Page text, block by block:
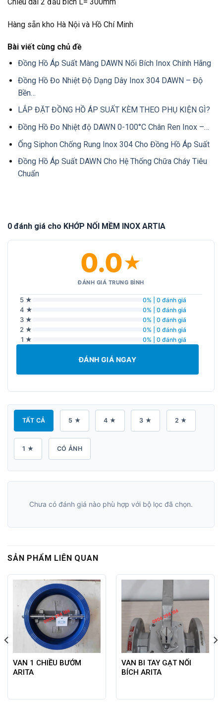
Hàng sẵn kho Hà Nội và Hồ Chí Minh
Bài viết cùng chủ đề
Đồng Hồ Áp Suất Màng DAWN Nối Bích Inox Chính Hãng
Đồng Hồ Đo Nhiệt Độ Dạng Dây Inox 304 DAWN – Độ
Bền…
LẮP ĐẶT ĐỒNG HỒ ÁP SUẤT KÈM THEO PHỤ KIỆN GÌ?
Đồng Hồ Đo Nhiệt độ DAWN 0-100°C Chân Ren Inox –…
Ống Siphon Chống Rung Inox 304 Cho Đồng Hồ Áp Suất
Đồng Hồ Áp Suất DAWN Cho Hệ Thống Chữa Cháy Tiêu
Chuẩn
0 đánh giá cho KHỚP NỐI MỀM INOX ARTIA
0.0★
ĐÁNH GIÁ TRUNG BÌNH
5 ★ 0% | 0 đánh giá
4 ★ 0% | 0 đánh giá
3 ★ 0% | 0 đánh giá
2 ★ 0% | 0 đánh giá
1 ★ 0% | 0 đánh giá
ĐÁNH GIÁ NGAY
TẤT CẢ 5 ★ 4 ★ 3 ★ 2 ★
1 ★ CÓ ẢNH
Chưa có đánh giá nào phù hợp với bộ lọc đã chọn.
SẢN PHẨM LIÊN QUAN
VAN 1 CHIỀU BƯỚM
ARITA
VAN BI TAY GẠT NỐI
BÍCH ARITA